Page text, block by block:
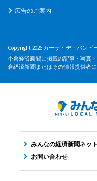
広告のご案内
Copyright 2026 カーサ・デ・バンビ
小倉経済新聞に掲載の記事・写真
倉経済新聞またはその情報提供者に
みんなの経済新聞ネッ
お問い合わせ